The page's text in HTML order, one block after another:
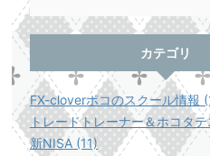
カテゴリ
FX-cloverポコのスクール情報
トレードトレーナー＆ホコタ
新NISA (11)